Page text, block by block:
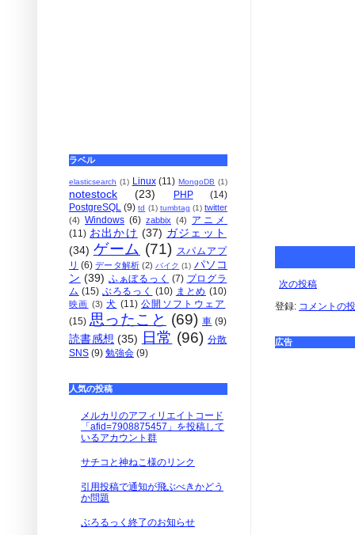
次の投稿
登録: コメントの
広告
ラベル
elasticsearch (1) Linux (11) MongoDB (1)
notestock (23) PHP
(14)
PostgreSQL (9) td (1) tumbtag (1) twitter
(4) Windows (6) zabbix (4)
アニメ
(11) お出かけ (37) ガジェット
(34) ゲーム (71) スパムアプ
リ (6) データ解析 (2) バイク (1) パソコ
ン (39) ふぁぼるっく (7) プログラ
ム (15) ぶろるっく (10) まとめ (10)
映画 (3) 犬 (11) 公開ソフトウェア
(15) 思ったこと (69) 車 (9)
読書感想 (35) 日常 (96) 分散
SNS (9) 勉強会 (9)
人気の投稿
メルカリのアフィリエイトコード
「afid=7908875457」を投稿して
いるアカウント群
サチコと神ねこ様のリンク
引用投稿で通知が飛ぶべきかどう
か問題
ぶろるっく終了のお知らせ